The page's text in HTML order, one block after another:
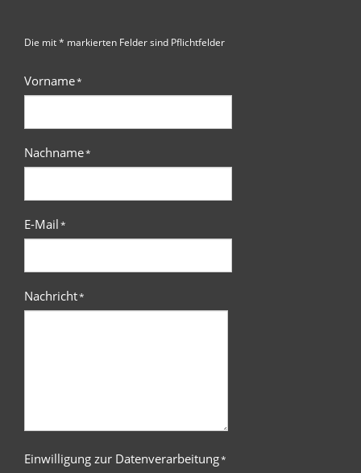
Die mit * markierten Felder sind Pflichtfelder
Vorname*
Nachname*
E-Mail*
Nachricht*
Einwilligung zur Datenverarbeitung*